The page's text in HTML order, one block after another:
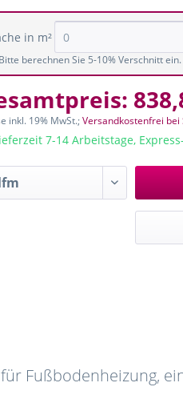
in m²
Bitte berechnen Sie 5-10% Verschnitt ein.
inkl. 19% MwSt.;Versandkostenfrei bei
7-14 Arbeitstage,
Fußbodenheizung,